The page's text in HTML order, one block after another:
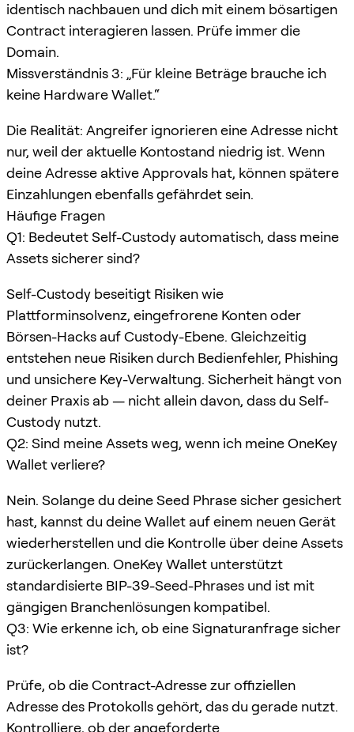
identisch nachbauen und dich mit einem bösartigen
Contract interagieren lassen. Prüfe immer die
Domain.
Missverständnis 3: „Für kleine Beträge brauche ich
keine Hardware Wallet.“
Die Realität: Angreifer ignorieren eine Adresse nicht
nur, weil der aktuelle Kontostand niedrig ist. Wenn
deine Adresse aktive Approvals hat, können spätere
Einzahlungen ebenfalls gefährdet sein.
Häufige Fragen
Q1: Bedeutet Self-Custody automatisch, dass meine
Assets sicherer sind?
Self-Custody beseitigt Risiken wie
Plattforminsolvenz, eingefrorene Konten oder
Börsen-Hacks auf Custody-Ebene. Gleichzeitig
entstehen neue Risiken durch Bedienfehler, Phishing
und unsichere Key-Verwaltung. Sicherheit hängt von
deiner Praxis ab — nicht allein davon, dass du Self-
Custody nutzt.
Q2: Sind meine Assets weg, wenn ich meine OneKey
Wallet verliere?
Nein. Solange du deine Seed Phrase sicher gesichert
hast, kannst du deine Wallet auf einem neuen Gerät
wiederherstellen und die Kontrolle über deine Assets
zurückerlangen. OneKey Wallet unterstützt
standardisierte BIP-39-Seed-Phrases und ist mit
gängigen Branchenlösungen kompatibel.
Q3: Wie erkenne ich, ob eine Signaturanfrage sicher
ist?
Prüfe, ob die Contract-Adresse zur offiziellen
Adresse des Protokolls gehört, das du gerade nutzt.
Kontrolliere, ob der angeforderte